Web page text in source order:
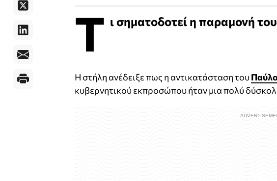
Τ ι σηματοδοτεί η παραμονή
Η στήλη ανέδειξε πως η αντικατάσταση του
κυβερνητικού εκπροσώπου ήταν μια πολύ